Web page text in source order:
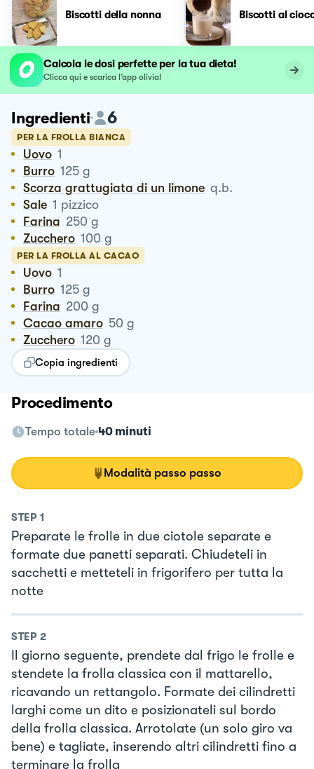
Biscotti della nonna Biscotti al
Calcola le dosi perfette per la tua dieta!
Clicca qui e scarica l’app olivia!
Ingredienti 6
PER LA FROLLA BIANCA
Uovo 1
Burro 125 g
Scorza grattugiata di un limone q.b.
Sale 1 pizzico
Farina 250 g
Zucchero 100 g
PER LA FROLLA AL CACAO
Uovo 1
Burro 125 g
Farina 200 g
Cacao amaro 50 g
Zucchero 120 g
Copia ingredienti
Procedimento
Tempo totale 40 minuti
Modalità passo passo
STEP 1
Preparate le frolle in due ciotole separate e
formate due panetti separati. Chiudeteli in
sacchetti e metteteli in frigorifero per tutta la
notte
STEP 2
Il giorno seguente, prendete dal frigo le frolle e
stendete la frolla classica con il mattarello,
ricavando un rettangolo. Formate dei cilindretti
larghi come un dito e posizionateli sul bordo
della frolla classica. Arrotolate (un solo giro va
bene) e tagliate, inserendo altri cilindretti fino a
terminare la frolla